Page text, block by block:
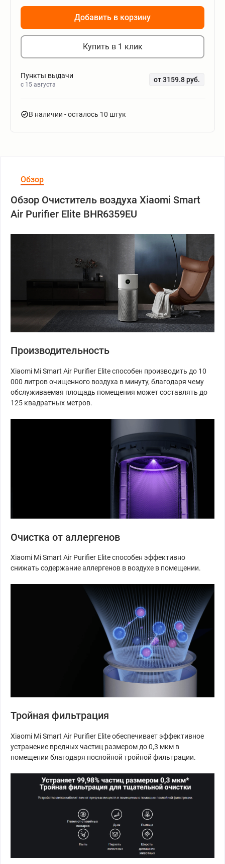
Добавить в корзину
Купить в 1 клик
Пункты выдачи
c 15 августа
от 3159.8 руб.
В наличии - осталось 10 штук
Обзор
Обзор Очиститель воздуха Xiaomi Smart
Air Purifier Elite BHR6359EU
Производительность
Xiaomi Mi Smart Air Purifier Elite способен производить до 10
000 литров очищенного воздуха в минуту, благодаря чему
обслуживаемая площадь помещения может составлять до
125 квадратных метров.
Очистка от аллергенов
Xiaomi Mi Smart Air Purifier Elite способен эффективно
снижать содержание аллергенов в воздухе в помещении.
Тройная фильтрация
Xiaomi Mi Smart Air Purifier Elite обеспечивает эффективное
устранение вредных частиц размером до 0,3 мкм в
помещении благодаря послойной тройной фильтрации.